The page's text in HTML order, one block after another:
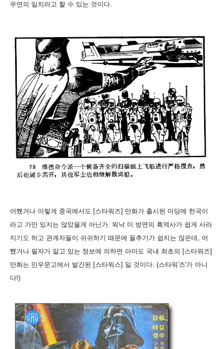
우연의 일치라고 할 수 있는 것이다.
어쨌거나 이렇게 중국에서도 [스타워즈] 만화가 출시된 마당에 한국이
라고 가만 있지는 않았을게 아닌가. 워낙 이 방면의 흑역사가 쉽게 사라
지기도 하고 관계자들이 쉬쉬하기 때문에 들추기가 쉽지는 않은데, 어
쨌거나 필자가 알고 있는 정보에 의하면 아마도 국내 최초의 [스타워즈]
만화는 민우문고에서 발간된 [스타워스] 일 것이다. (스타워'즈'가 아니
다!)